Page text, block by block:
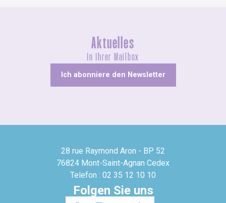
Aktuelles
In Ihrer Mailbox
Ich abonniere den Newsletter
28 rue Raymond Aron - BP 52
76824 Mont-Saint-Agnan Cedex
Telefon : 02 35 12 10 10
Folgen Sie uns